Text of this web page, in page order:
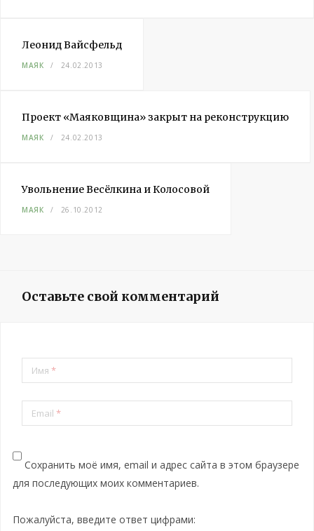
Леонид Вайсфельд
МАЯК 24.02.2013
Проект «Маяковщина» закрыт на реконструкцию
МАЯК 24.02.2013
Увольнение Весёлкина и Колосовой
МАЯК 26.10.2012
Оставьте свой комментарий
Имя *
Email *
Сохранить моё имя, email и адрес сайта в этом браузере
для последующих моих комментариев.
Пожалуйста, введите ответ цифрами: